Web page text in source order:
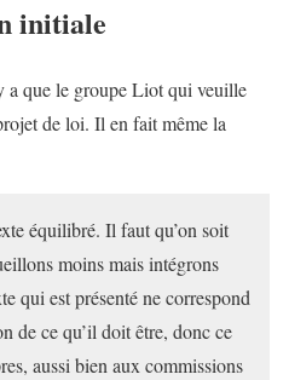
initiale
a que le groupe Liot qui veuille
de loi. Il en fait même la
équilibré. Il faut qu’on soit
moins mais intégrons
qui est présenté ne correspond
de ce qu’il doit être, donc ce
aussi bien aux commissions